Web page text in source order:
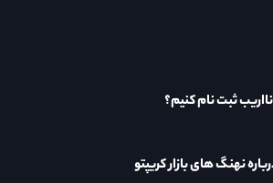
ثبت نام کنیم؟
نهنگ های بازار کریپتو